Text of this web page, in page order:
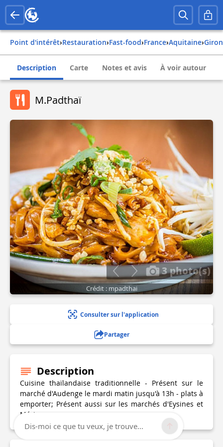
Point d'intérêt› Restauration› Fast-food› france› aquitaine›
Description Carte Notes et avis À voir autour
M.Padthaï
3 photo(s)
Crédit : mpadthai
Consulter sur l'application
Partager
Description
Cuisine thaïlandaise traditionnelle - Présent sur le
marché d'Audenge le mardi matin jusqu'à 13h - plats à
emporter; Présent aussi sur les marchés d'Eysines et
Mérignac
Dis-moi ce que tu veux, je trouve...